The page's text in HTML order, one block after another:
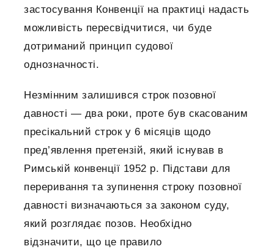
застосування Конвенції на практиці надасть
можливість пересвідчитися, чи буде
дотриманий принцип судової
однозначності.
Незмінним залишився строк позовної
давності — два роки, проте був скасованим
пресікальний строк у 6 місяців щодо
пред’явлення претензій, який існував в
Римській конвенції 1952 р. Підстави для
переривання та зупинення строку позовної
давності визначаються за законом суду,
який розглядає позов. Необхідно
відзначити, що це правило